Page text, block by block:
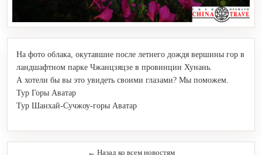
На фото облака, окутавшие после летнего дождя вершины гор в
ландшафтном парке Чжанцзяцзе в провинции Хунань.
А хотели бы вы это увидеть своими глазами? Мы поможем.
Тур Горы Аватар
Тур Шанхай-Сучжоу-горы Аватар
← Назад ко всем новостям